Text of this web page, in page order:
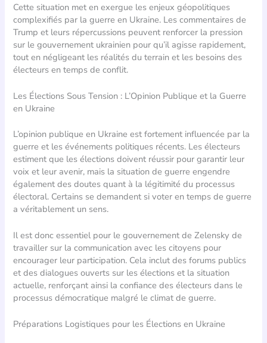
Cette situation met en exergue les enjeux géopolitiques
complexifiés par la guerre en Ukraine. Les commentaires de
Trump et leurs répercussions peuvent renforcer la pression
sur le gouvernement ukrainien pour qu’il agisse rapidement,
tout en négligeant les réalités du terrain et les besoins des
électeurs en temps de conflit.
Les Élections Sous Tension : L’Opinion Publique et la Guerre
en Ukraine
L’opinion publique en Ukraine est fortement influencée par la
guerre et les événements politiques récents. Les électeurs
estiment que les élections doivent réussir pour garantir leur
voix et leur avenir, mais la situation de guerre engendre
également des doutes quant à la légitimité du processus
électoral. Certains se demandent si voter en temps de guerre
a véritablement un sens.
Il est donc essentiel pour le gouvernement de Zelensky de
travailler sur la communication avec les citoyens pour
encourager leur participation. Cela inclut des forums publics
et des dialogues ouverts sur les élections et la situation
actuelle, renforçant ainsi la confiance des électeurs dans le
processus démocratique malgré le climat de guerre.
Préparations Logistiques pour les Élections en Ukraine